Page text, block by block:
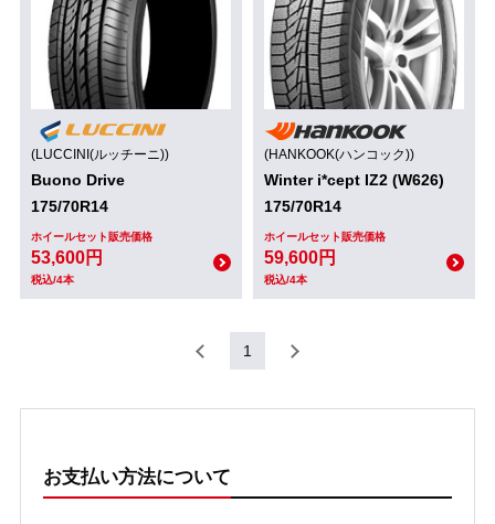
(LUCCINI(ルッチーニ))
Buono Drive
175/70R14
ホイールセット販売価格
53,600円
税込/4本
(HANKOOK(ハンコック))
Winter i*cept IZ2 (W626)
175/70R14
ホイールセット販売価格
59,600円
税込/4本
1
お支払い方法について